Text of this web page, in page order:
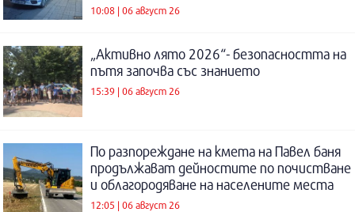
10:08 | 06 август 26
„Активно лято 2026“- безопасността на
пътя започва със знанието
15:39 | 06 август 26
По разпореждане на кмета на Павел баня
продължават дейностите по почистване
и облагородяване на населените места
12:05 | 06 август 26